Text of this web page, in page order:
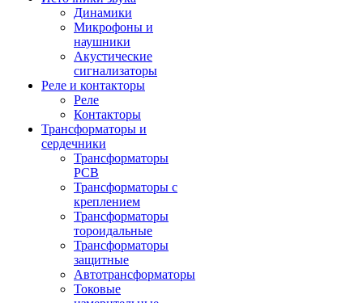
Динамики
Микрофоны и
наушники
Акустические
сигнализаторы
Реле и контакторы
Реле
Контакторы
Трансформаторы и
сердечники
Трансформаторы
PCB
Трансформаторы с
креплением
Трансформаторы
тороидальные
Трансформаторы
защитные
Автотрансформаторы
Токовые